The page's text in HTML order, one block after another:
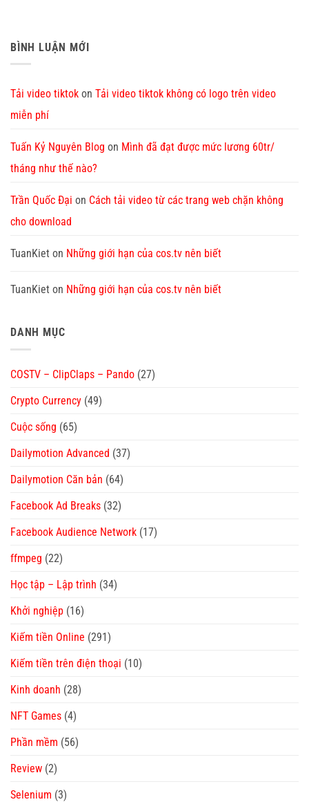
BÌNH LUẬN MỚI
Tải video tiktok on Tải video tiktok không có logo trên video
miễn phí
Tuấn Kỷ Nguyên Blog on Mình đã đạt được mức lương 60tr/
tháng như thế nào?
Trần Quốc Đại on Cách tải video từ các trang web chặn không
cho download
TuanKiet on Những giới hạn của cos.tv nên biết
TuanKiet on Những giới hạn của cos.tv nên biết
DANH MỤC
COSTV – ClipClaps – Pando (27)
Crypto Currency (49)
Cuộc sống (65)
Dailymotion Advanced (37)
Dailymotion Căn bản (64)
Facebook Ad Breaks (32)
Facebook Audience Network (17)
ffmpeg (22)
Học tập – Lập trình (34)
Khởi nghiệp (16)
Kiếm tiền Online (291)
Kiếm tiền trên điện thoại (10)
Kinh doanh (28)
NFT Games (4)
Phần mềm (56)
Review (2)
Selenium (3)